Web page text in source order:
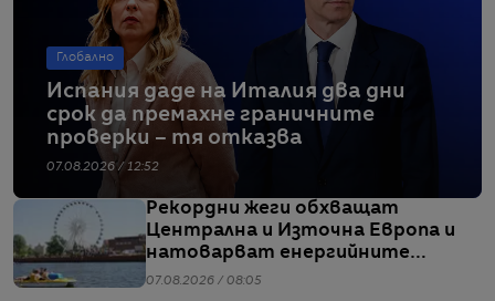
Глобално
Испания даде на Италия два дни
срок да премахне граничните
проверки – тя отказва
07.08.2026 / 12:52
Рекордни жеги обхващат
Централна и Източна Европа и
натоварват енергийните
системи
07.08.2026 / 08:05